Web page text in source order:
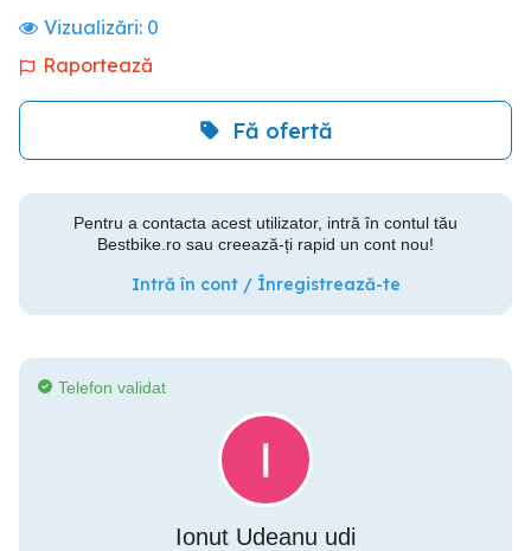
Vizualizări: 0
Raportează
Fă ofertă
Pentru a contacta acest utilizator, intră în contul tău
Bestbike.ro sau creează-ți rapid un cont nou!
Intră în cont / Înregistrează-te
Telefon validat
Ionut Udeanu udi